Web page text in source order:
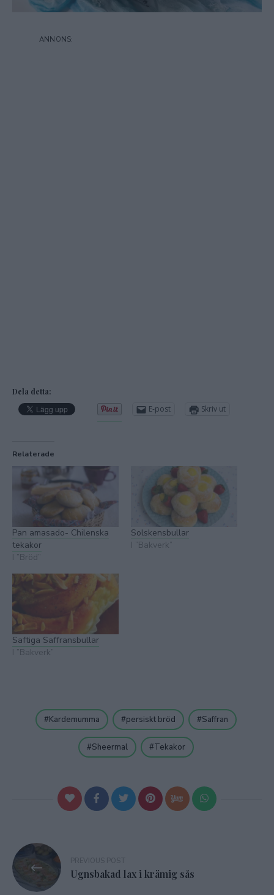
Dela detta:
E-post Skriv ut
Relaterade
Pan amasado- Chilenska
tekakor
I ”Bröd”
Solskensbullar
I ”Bakverk”
Saftiga Saffransbullar
I ”Bakverk”
Kardemumma persiskt bröd Saffran
Sheermal Tekakor
Inläggsnavigering
Ugnsbakad lax i krämig sås